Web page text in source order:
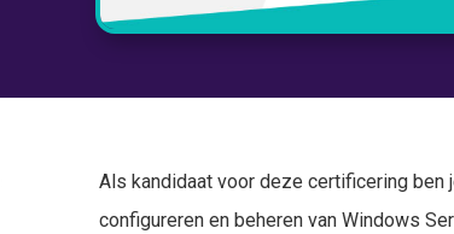
Als kandidaat voor deze certificering ben
configureren en beheren van Windows